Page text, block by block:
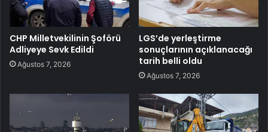
CHP Milletvekilinin Şoförü
Adliyeye Sevk Edildi
Ağustos 7, 2026
LGS’de yerleştirme
sonuçlarının açıklanacağı
tarih belli oldu
Ağustos 7, 2026